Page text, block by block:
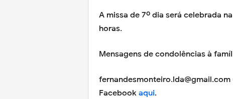
A missa de 7º dia será celebrada
horas.
Mensagens de condolências à
Facebook aqui.